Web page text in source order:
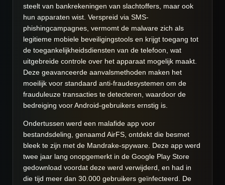
steelt van bankrekeningen van slachtoffers, maar ook
hun apparaten wist. Verspreid via SMS-
phishingcampagnes, vermomt de malware zich als
legitieme mobiele beveiligingstools en krijgt toegang tot
de toegankelijkheidsdiensten van de telefoon, wat
uitgebreide controle over het apparaat mogelijk maakt.
Deze geavanceerde aanvalsmethoden maken het
moeilijk voor standaard anti-fraudesystemen om de
frauduleuze transacties te detecteren, waardoor de
bedreiging voor Android-gebruikers ernstig is.
Ondertussen werd een malafide app voor
bestandsdeling, genaamd AirFS, ontdekt die besmet
bleek te zijn met de Mandrake-spyware. Deze app werd
twee jaar lang onopgemerkt in de Google Play Store
gedownload voordat deze werd verwijderd, en had in
die tijd meer dan 30.000 gebruikers geïnfecteerd. De